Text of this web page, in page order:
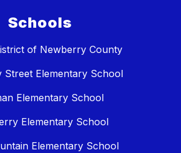
Schools
of Newberry County
Street Elementary School
Elementary School
Elementary School
Elementary School